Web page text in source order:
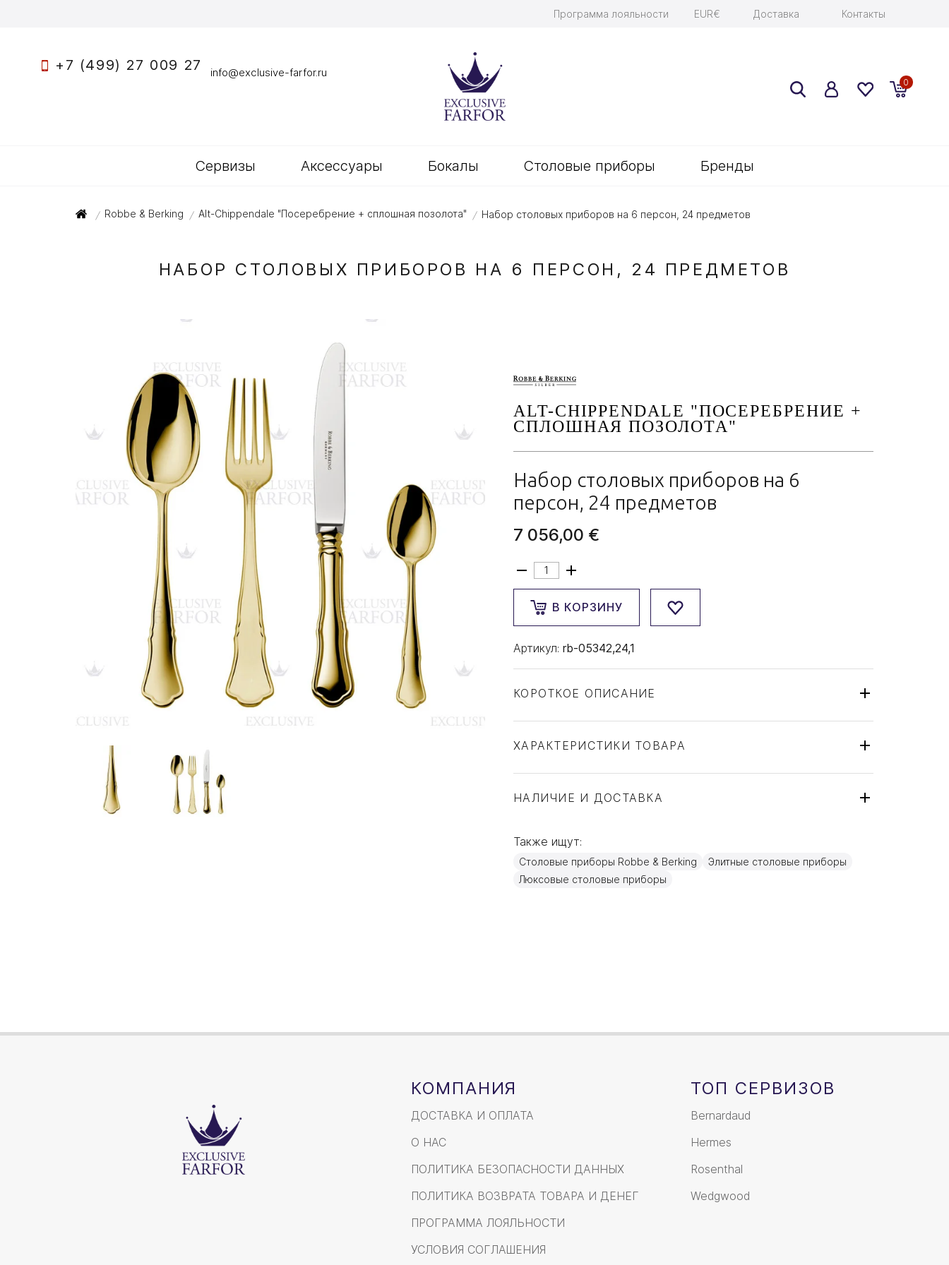
Программа лояльности EUR€ Доставка Контакты
+7 (499) 27 009 27 info@exclusive-farfor.ru
0
Сервизы Аксессуары Бокалы Столовые приборы Бренды
/ Robbe & Berking / Alt-Chippendale "Посеребрение + сплошная позолота" / Набор столовых приборов на 6 персон, 24 предметов
НАБОР СТОЛОВЫХ ПРИБОРОВ НА 6 ПЕРСОН, 24 ПРЕДМЕТОВ
ALT-CHIPPENDALE "ПОСЕРЕБРЕНИЕ +
СПЛОШНАЯ ПОЗОЛОТА"
Набор столовых приборов на 6
персон, 24 предметов
7 056,00 €
В КОРЗИНУ
Артикул: rb-05342,24,1
КОРОТКОЕ ОПИСАНИЕ
ХАРАКТЕРИСТИКИ ТОВАРА
Коллекция
Alt-Chippendale
Материал
Объем / Размер
6 персон, 24 предметов
НАЛИЧИЕ И ДОСТАВКА
Также ищут:
Столовые приборы Robbe & Berking
Элитные столовые приборы
Люксовые столовые приборы
КОМПАНИЯ
ДОСТАВКА И ОПЛАТА
О НАС
ПОЛИТИКА БЕЗОПАСНОСТИ ДАННЫХ
ПОЛИТИКА ВОЗВРАТА ТОВАРА И ДЕНЕГ
ПРОГРАММА ЛОЯЛЬНОСТИ
УСЛОВИЯ СОГЛАШЕНИЯ
ТОП СЕРВИЗОВ
Bernardaud
Hermes
Rosenthal
Wedgwood